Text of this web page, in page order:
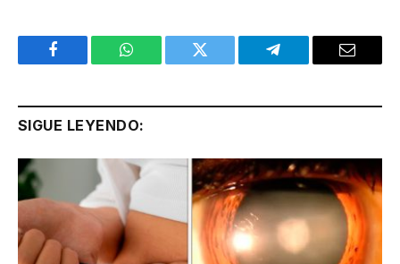
Facebook WhatsApp Twitter Telegram Email
SIGUE LEYENDO: